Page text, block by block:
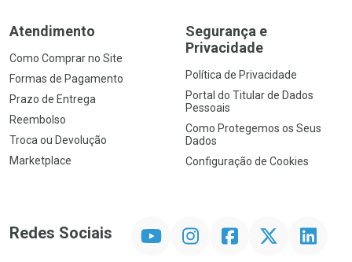
Atendimento
Como Comprar no Site
Formas de Pagamento
Prazo de Entrega
Reembolso
Troca ou Devolução
Marketplace
Segurança e
Privacidade
Política de Privacidade
Portal do Titular de Dados
Pessoais
Como Protegemos os Seus
Dados
Configuração de Cookies
Redes Sociais InstagramFacebook Linkedin